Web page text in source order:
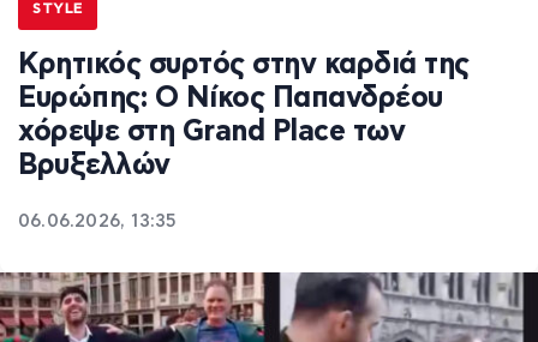
STYLE
Κρητικός συρτός στην καρδιά της
Ευρώπης: Ο Νίκος Παπανδρέου
χόρεψε στη Grand Place των
Βρυξελλών
06.06.2026, 13:35